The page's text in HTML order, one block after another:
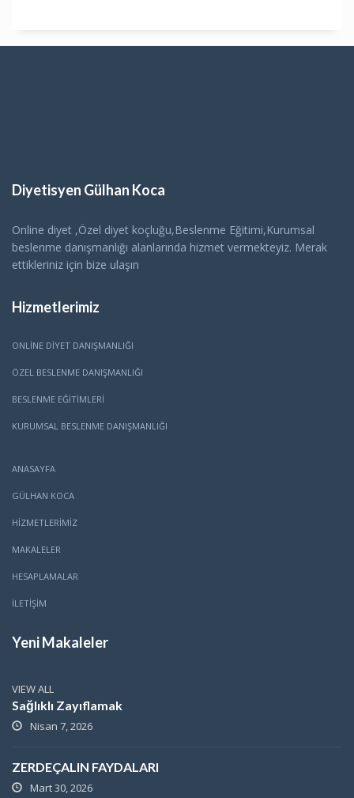
Diyetisyen Gülhan Koca
Online diyet ,Özel diyet koçluğu,Beslenme Eğitimi,Kurumsal
beslenme danışmanlığı alanlarında hizmet vermekteyiz. Merak
ettikleriniz için bize ulaşın
Hizmetlerimiz
ONLINE DIYET DANIŞMANLIĞI
ÖZEL BESLENME DANIŞMANLIĞI
BESLENME EĞITIMLERI
KURUMSAL BESLENME DANIŞMANLIĞI
ANASAYFA
GÜLHAN KOCA
HİZMETLERİMİZ
MAKALELER
HESAPLAMALAR
İLETİŞİM
Yeni Makaleler
VIEW ALL
Sağlıklı Zayıflamak
Nisan 7, 2026
ZERDEÇALIN FAYDALARI
Mart 30, 2026